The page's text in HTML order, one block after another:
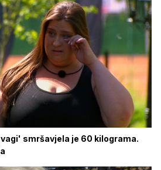
smršavjela je 60 kilograma.